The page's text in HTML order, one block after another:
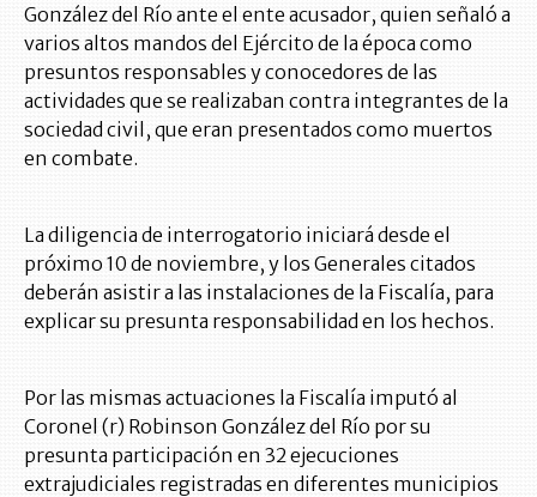
González del Río ante el ente acusador, quien señaló a
varios altos mandos del Ejército de la época como
presuntos responsables y conocedores de las
actividades que se realizaban contra integrantes de la
sociedad civil, que eran presentados como muertos
en combate.
La diligencia de interrogatorio iniciará desde el
próximo 10 de noviembre, y los Generales citados
deberán asistir a las instalaciones de la Fiscalía, para
explicar su presunta responsabilidad en los hechos.
Por las mismas actuaciones la Fiscalía imputó al
Coronel (r) Robinson González del Río por su
presunta participación en 32 ejecuciones
extrajudiciales registradas en diferentes municipios